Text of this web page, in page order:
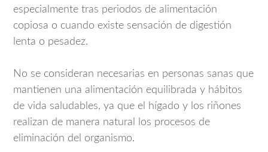
especialmente tras periodos de alimentación
copiosa o cuando existe sensación de digestión
lenta o pesadez.
No se consideran necesarias en personas sanas que
mantienen una alimentación equilibrada y hábitos
de vida saludables, ya que el hígado y los riñones
realizan de manera natural los procesos de
eliminación del organismo.